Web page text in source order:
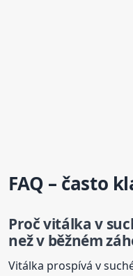
FAQ – často
Proč vitálka v
než v běžném
Vitálka prospívá v